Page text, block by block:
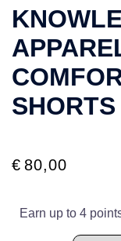
€ 80,00
Earn up to 4